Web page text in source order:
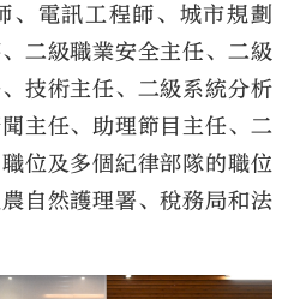
、電訊工程師、城市規劃
二級職業安全主任、二級
技術主任、二級系統分析
主任、助理節目主任、二
位及多個紀律部隊的職位
自然護理署、稅務局和法